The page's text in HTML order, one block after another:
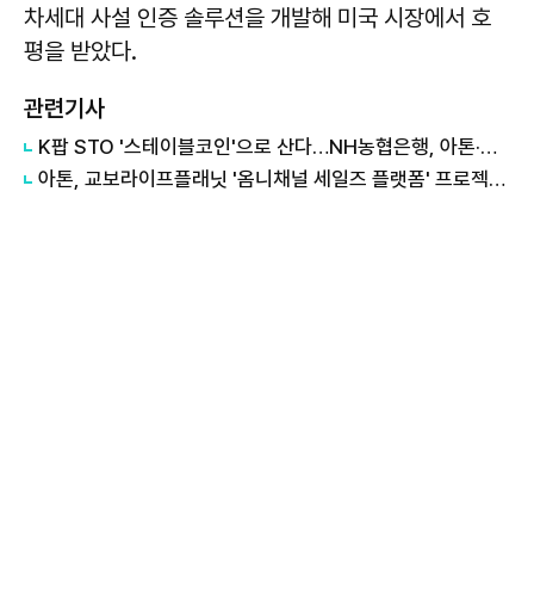
차세대 사설 인증 솔루션을 개발해 미국 시장에서 호
평을 받았다.
관련기사
K팝 STO '스테이블코인'으로 산다…NH농협은행, 아톤·뮤직카우와 맞손
아톤, 교보라이프플래닛 '옴니채널 세일즈 플랫폼' 프로젝트 참여